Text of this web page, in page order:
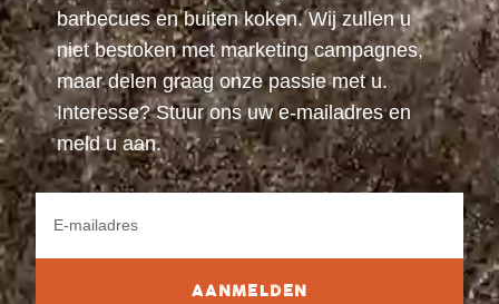
barbecues en buiten koken. Wij zullen u
niet bestoken met marketing campagnes,
maar delen graag onze passie met u.
Interesse? Stuur ons uw e-mailadres en
meld u aan.
AANMELDEN